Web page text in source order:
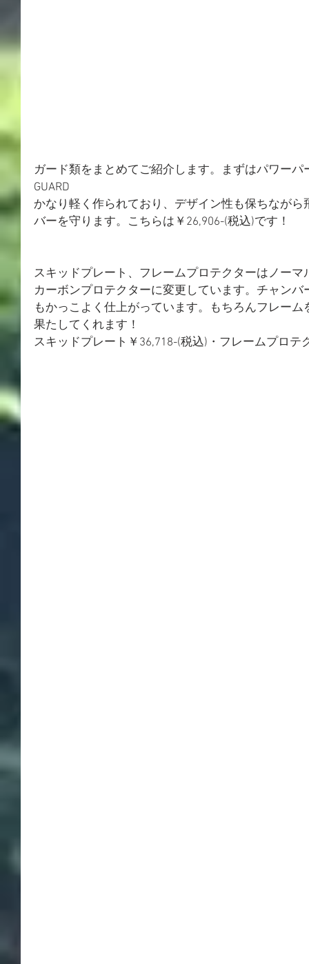
ガード類をまとめてご紹介します。まずはパワーパ
GUARD
かなり軽く作られており、デザイン性も保ちなが
バーを守ります。こちらは￥26,906-(税込)です！
スキッドプレート、フレームプロテクターはノーマ
カーボンプロテクターに変更しています。チャン
もかっこよく仕上がっています。もちろんフレー
果たしてくれます！
スキッドプレート￥36,718-(税込)・フレームプロテ